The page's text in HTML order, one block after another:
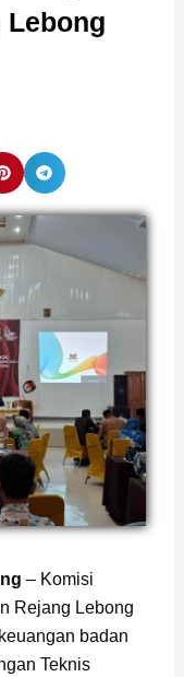
Lebong
– Komisi
Rejang Lebong
badan
Teknis